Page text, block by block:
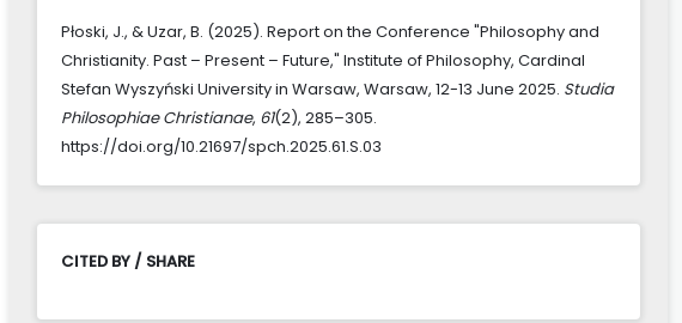
Płoski, J., & Uzar, B. (2025). Report on the Conference "Philosophy and
Christianity. Past – Present – Future," Institute of Philosophy, Cardinal
Stefan Wyszyński University in Warsaw, Warsaw, 12-13 June 2025. Studia
Philosophiae Christianae, 61(2), 285–305.
https://doi.org/10.21697/spch.2025.61.S.03
CITED BY / SHARE